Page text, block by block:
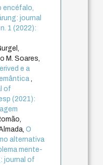
encéfalo,
journal
1 (2022):
M. Soares,
e a
of
(2021):
O
alternativa
mente-
journal of